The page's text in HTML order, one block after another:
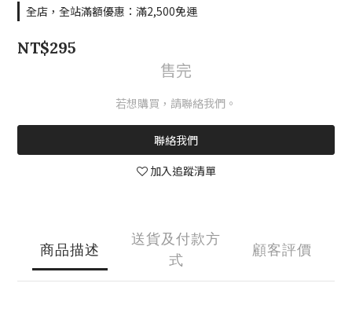
全店，全站滿額優惠：滿2,500免運
NT$295
售完
若想購買，請聯絡我們。
聯絡我們
加入追蹤清單
商品描述
送貨及付款方
式
顧客評價